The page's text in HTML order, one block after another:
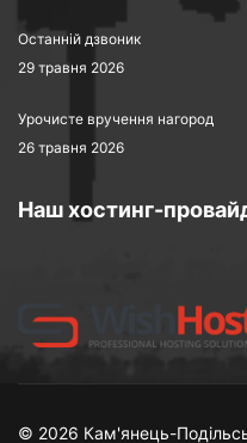
Останній дзвоник
29 травня 2026
Урочисте вручення нагород
26 травня 2026
Наш хостинг-
© 2026 Кам'янець-